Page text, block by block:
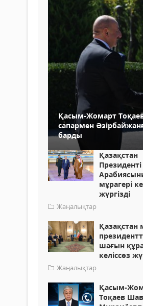
Қасым-Жомарт
сапармен
барды
Қазақстан
мұрагері
жүргізді
Жаңалықтар
Қазақстан
шағын
келіссөз
Жаңалықтар
Қасым-
Тоқаев